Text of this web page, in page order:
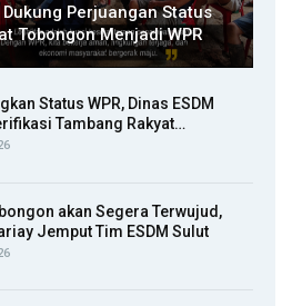
Perjuangan Status
Tobongon Menjadi WPR
Status WPR, Dinas ESDM
Tambang Rakyat…
akan Segera Terwujud,
Jemput Tim ESDM Sulut